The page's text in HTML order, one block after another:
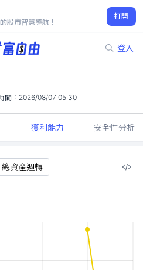
股市智慧導航！
打開
登入
-0.37%
間： 2026/08/07 05:30
獲利能力 安全性分析
總資產週轉